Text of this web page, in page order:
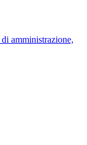
amministrazione,